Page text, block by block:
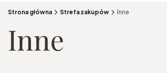
Strona główna Strefa zakupów Inne
Inne